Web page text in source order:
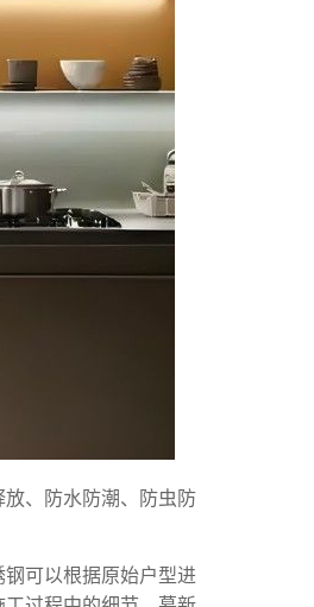
、防水防潮、防虫防
可以根据原始户型进